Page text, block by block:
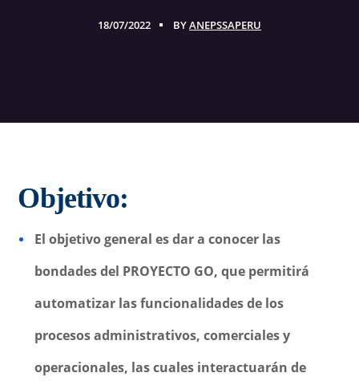
18/07/2022 BYANEPSSAPERU
Objetivo:
El objetivo general es dar a conocer las
bondades del PROYECTO GO, que permitirá
automatizar las funcionalidades de los
procesos administrativos, comerciales y
operacionales, las cuales interactuarán de